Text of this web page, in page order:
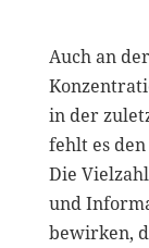
Auch an
in der
fehlt es
Die
und
bewirken,